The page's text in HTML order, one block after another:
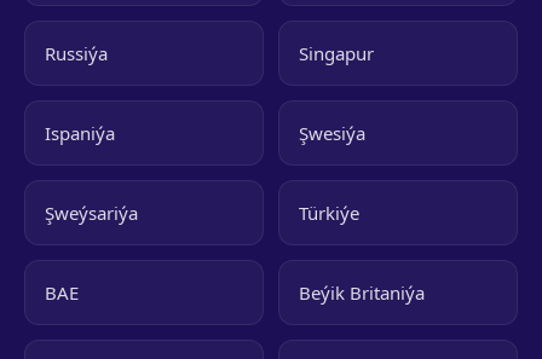
Russiýa Singapur
Ispaniýa Şwesiýa
Şweýsariýa Türkiýe
BAE Beýik Britaniýa